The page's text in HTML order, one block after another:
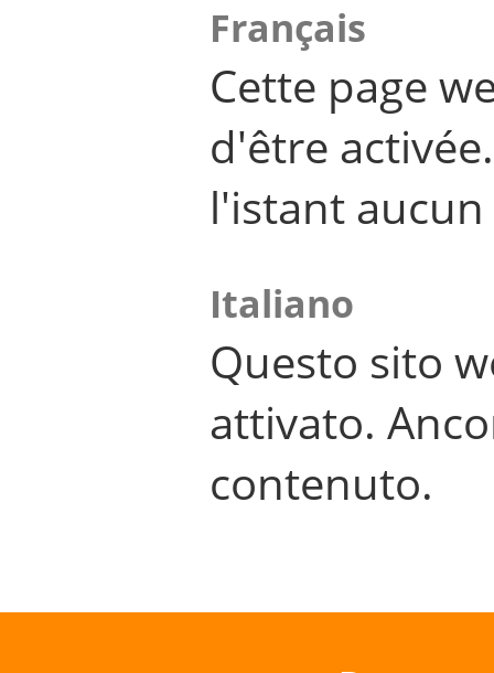
Français
Cette page
d'être
l'istant
Italiano
Questo sito
attivato.
contenuto.